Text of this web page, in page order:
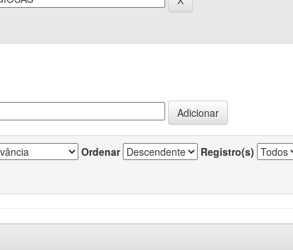
Ordenar Registro(s)